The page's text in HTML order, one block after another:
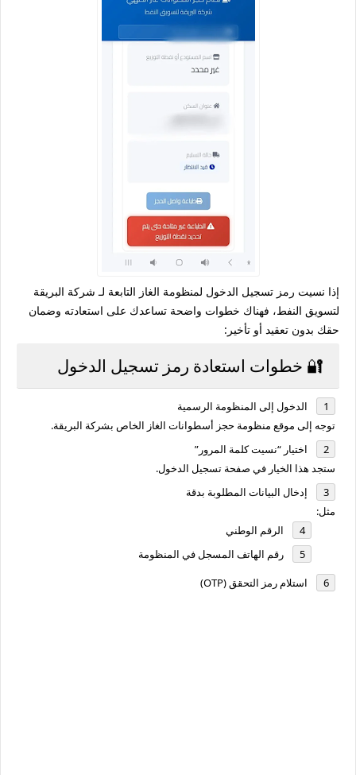
إذا نسيت رمز تسجيل الدخول لمنظومة الغاز التابعة لـ شركة البريقة
لتسويق النفط، فهناك خطوات واضحة تساعدك على استعادته وضمان
حقك بدون تعقيد أو تأخير:
🔐 خطوات استعادة رمز تسجيل الدخول
الدخول إلى المنظومة الرسمية
توجه إلى موقع منظومة حجز أسطوانات الغاز الخاص بشركة البريقة.
اختيار “نسيت كلمة المرور”
ستجد هذا الخيار في صفحة تسجيل الدخول.
إدخال البيانات المطلوبة بدقة
مثل:
الرقم الوطني
رقم الهاتف المسجل في المنظومة
استلام رمز التحقق (OTP)